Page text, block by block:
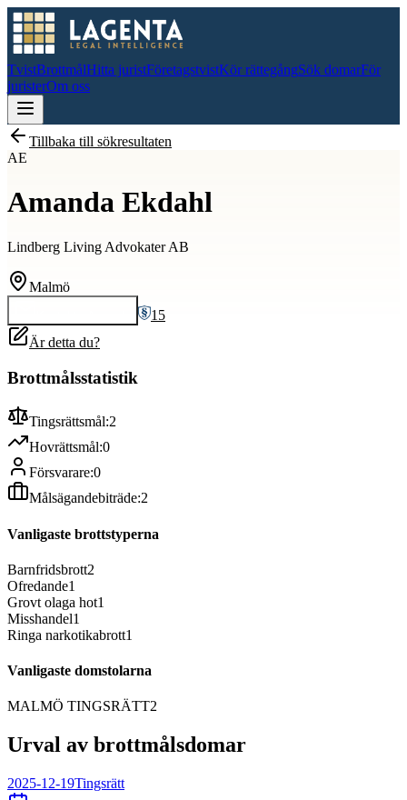
TvistBrottmålHitta juristFöretagstvistKör rättegångSök domarFör
juristerOm oss
Tillbaka till sökresultaten
AE
Amanda Ekdahl
Lindberg Living Advokater AB
Malmö
15
Är detta du?
Brottmålsstatistik
Tingsrättsmål:2
Hovrättsmål:0
Försvarare:0
Målsägandebiträde:2
Vanligaste brottstyperna
Barnfridsbrott2
Ofredande1
Grovt olaga hot1
Misshandel1
Ringa narkotikabrott1
Vanligaste domstolarna
MALMÖ TINGSRÄTT2
Urval av brottmålsdomar
2025-12-19Tingsrätt